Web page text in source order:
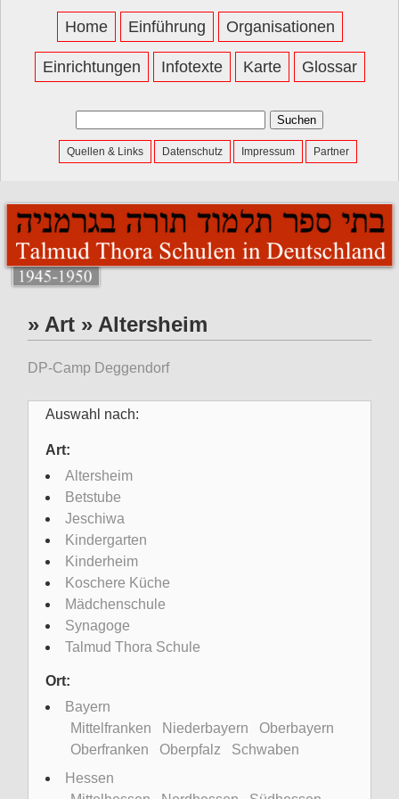
Home Einführung Organisationen
Einrichtungen Infotexte Karte Glossar
Suchen
nach:
Quellen & Links Datenschutz Impressum Partner
» Art » Altersheim
DP-Camp Deggendorf
Auswahl nach:
Art:
Altersheim
Betstube
Jeschiwa
Kindergarten
Kinderheim
Koschere Küche
Mädchenschule
Synagoge
Talmud Thora Schule
Ort:
Bayern
Mittelfranken
Niederbayern
Oberbayern
Oberfranken
Oberpfalz
Schwaben
Hessen